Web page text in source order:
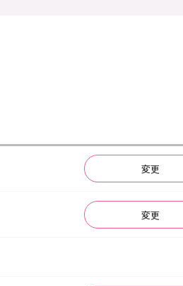
変更
変更